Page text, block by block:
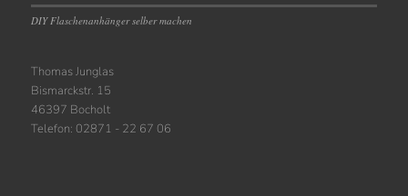
DIY Flaschenanhänger selber machen
Thomas Junglas
Bismarckstr. 15
46397 Bocholt
Telefon: 02871 - 22 67 06